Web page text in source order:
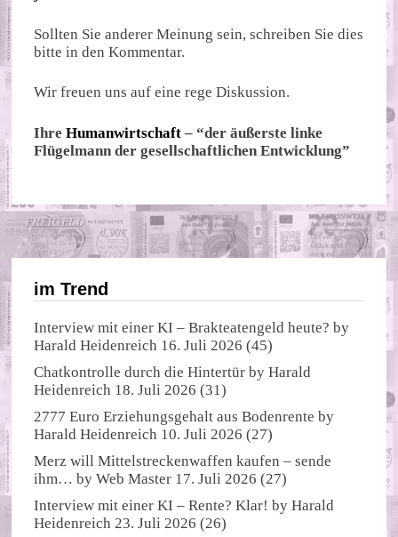
Sollten Sie anderer Meinung sein, schreiben Sie dies
bitte in den Kommentar.
Wir freuen uns auf eine rege Diskussion.
IhreHumanwirtschaft – “der äußerste linke
Flügelmann der gesellschaftlichen Entwicklung”
im Trend
Interview mit einer KI – Brakteatengeld heute? by
Harald Heidenreich 16. Juli 2026 (45)
Chatkontrolle durch die Hintertür byHarald
Heidenreich 18. Juli 2026 (31)
2777 Euro Erziehungsgehalt aus Bodenrente by
Harald Heidenreich 10. Juli 2026 (27)
Merz will Mittelstreckenwaffen kaufen – sende
ihm… byWeb Master 17. Juli 2026 (27)
Interview mit einer KI – Rente? Klar! byHarald
Heidenreich 23. Juli 2026 (26)